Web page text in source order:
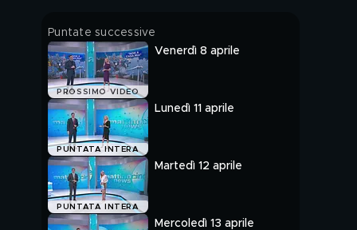
misteriosa donna del
ritrovamento del corpo
del ritrovamento
proteggono o no?
Puntate successive
PROSSIMO VIDEO
Venerdì 8 aprile
PUNTATA INTERA
Lunedì 11 aprile
PUNTATA INTERA
Martedì 12 aprile
Mercoledì 13 aprile